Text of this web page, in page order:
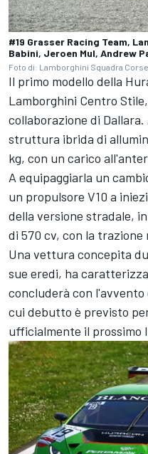
#19 Grasser Racing Team,
Babini, Jeroen Mul, Andrew
Foto di: Lamborghini Squadra Corse
Il primo modello della
Lamborghini Centro
collaborazione di
struttura ibrida di
kg, con un carico
A equipaggiarla un
un propulsore V10 a
della versione stradale,
di 570 cv, con la
Una vettura concepita
sue eredi, ha
concluderà con l'avvento
cui debutto è previsto
ufficialmente il prossimo